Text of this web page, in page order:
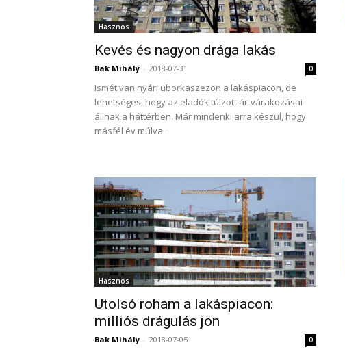
Hasznos
Kevés és nagyon drága lakás
Bak Mihály - 2018-07-31 0
Ismét van nyári uborkaszezon a lakáspiacon, de
lehetséges, hogy az eladók túlzott ár-várakozásai
állnak a háttérben. Már mindenki arra készül, hogy
másfél év múlva...
Hasznos
Utolsó roham a lakáspiacon:
milliós drágulás jön
Bak Mihály - 2018-07-05 0